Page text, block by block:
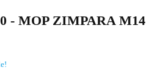
- MOP ZIMPARA M14